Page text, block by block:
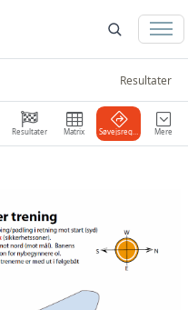
Resultater
Resultater Matrix Søvejsregler Mere